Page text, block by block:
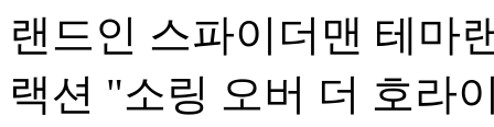
랜드인 스파이더맨 테마
랙션 "소링 오버 더 호라